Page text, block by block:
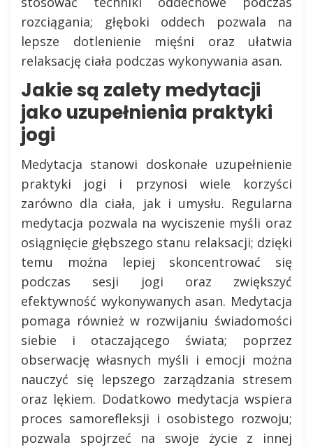
rozciągania; głęboki oddech pozwala na
lepsze dotlenienie mięśni oraz ułatwia
relaksację ciała podczas wykonywania asan.
Jakie są zalety medytacji
jako uzupełnienia praktyki
jogi
Medytacja stanowi doskonałe uzupełnienie
praktyki jogi i przynosi wiele korzyści
zarówno dla ciała, jak i umysłu. Regularna
medytacja pozwala na wyciszenie myśli oraz
osiągnięcie głębszego stanu relaksacji; dzięki
temu można lepiej skoncentrować się
podczas sesji jogi oraz zwiększyć
efektywność wykonywanych asan. Medytacja
pomaga również w rozwijaniu świadomości
siebie i otaczającego świata; poprzez
obserwację własnych myśli i emocji można
nauczyć się lepszego zarządzania stresem
oraz lękiem. Dodatkowo medytacja wspiera
proces samorefleksji i osobistego rozwoju;
pozwala spojrzeć na swoje życie z innej